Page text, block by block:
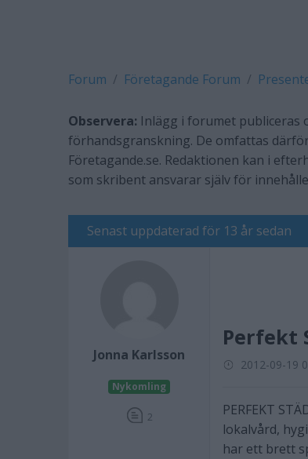
Forum Företagande Forum
Observera: Inlägg i forumet publiceras
förhandsgranskning. De omfattas
Företagande.se. Redaktionen kan i
som skribent ansvarar själv för
Senast uppdaterad för 13 år sedan
Jonna Karlsson
Nykomling
2
Perfekt
2012-09-19
PERFEKT
lokalvård,
har ett brett